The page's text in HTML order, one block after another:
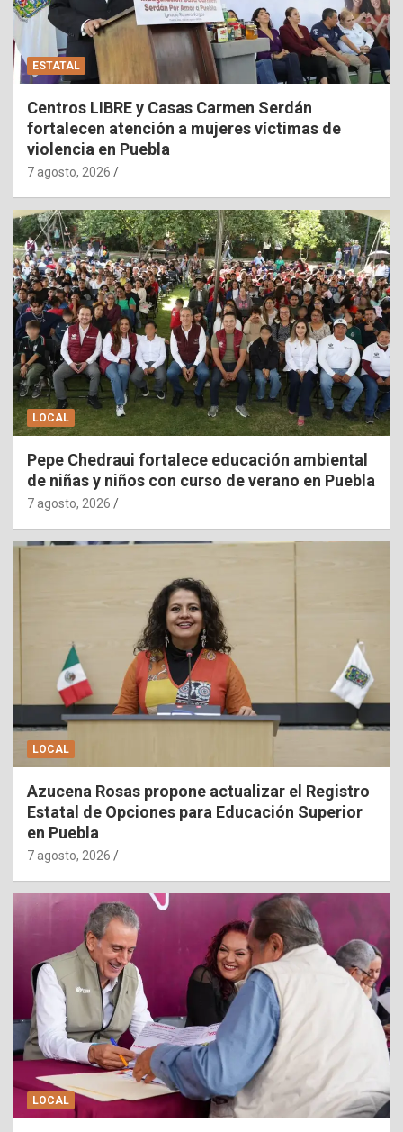
ESTATAL
Centros LIBRE y Casas Carmen Serdán
fortalecen atención a mujeres víctimas de
violencia en Puebla
7 agosto, 2026
LOCAL
Pepe Chedraui fortalece educación ambiental
de niñas y niños con curso de verano en Puebla
7 agosto, 2026
LOCAL
Azucena Rosas propone actualizar el Registro
Estatal de Opciones para Educación Superior
en Puebla
7 agosto, 2026
LOCAL